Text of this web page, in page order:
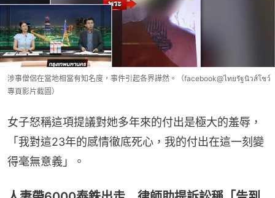
涉事僧侶在當地相當有知名度，事件引起各界譁然。（facebook@ไทยรัฐนิวส์โชว์
專頁影片截圖）
女子怒稱這項提議對她多年來的付出是極大的羞辱，
「我對這23年的感情徹底死心，我的付出在這一刻變
得毫無意義」。